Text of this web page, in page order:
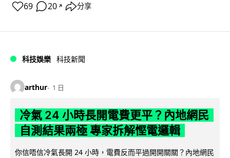
69 20 ↗ 分享
科技娛樂 科技新聞
arthur 1 日
冷氣 24 小時長開電費更平？內地網民
自測結果兩極 專家拆解慳電邏輯
你信唔信冷氣長開 24 小時，電費反而平過開開關關？內地網民